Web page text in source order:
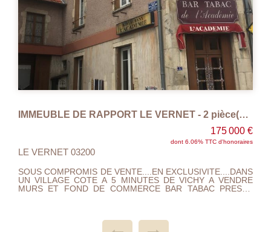
IMMEUBLE DE RAPPORT LE VERNET - 2 pièce(s) - 228 m2
175 000 €
dont 6.06% TTC d'honoraires
VERNET 03200
COMPROMIS DE VENTE....EN EXCLUSIVITE....DANS
VILLAGE COTE A 5 MINUTES DE VICHY A VENDRE
ET FOND DE COMMERCE BAR TABAC PRESSE
VASTE SEJOUR , CUISINE,1 CHAMBRE
SOUS
UN